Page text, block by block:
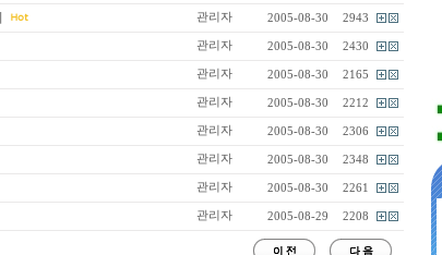
관리자 2005-08-30 2943
관리자 2005-08-30 2430
관리자 2005-08-30 2165
관리자 2005-08-30 2212
관리자 2005-08-30 2306
관리자 2005-08-30 2348
관리자 2005-08-30 2261
관리자 2005-08-29 2208